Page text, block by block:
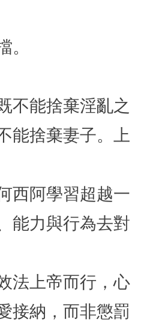
不能捨棄淫亂之
能捨棄妻子。上
西阿學習超越一
能力與行為去對
法上帝而行，心
接納，而非懲罰